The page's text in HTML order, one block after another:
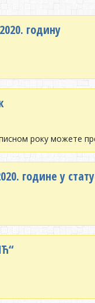
годину
року можете
године у